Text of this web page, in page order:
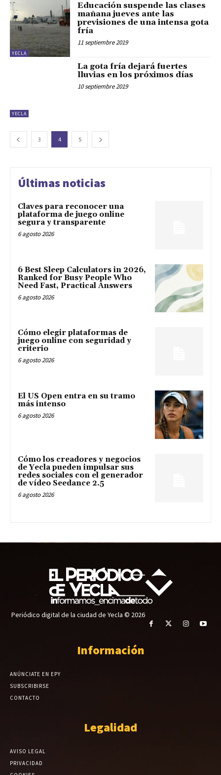
YECLA
Educación suspende las clases
mañana jueves ante las
previsiones de una intensa gota
fría
11 septiembre 2019
YECLA
La gota fría dejará fuertes
lluvias en los próximos días
10 septiembre 2019
3 4 5
Últimas noticias
Claves para reconocer una
plataforma de juego online
segura y transparente
6 agosto 2026
6 Best Sleep Calculators in 2026,
Ranked for Busy People Who
Need Fast, Practical Answers
6 agosto 2026
Cómo elegir plataformas de
juego online con seguridad y
criterio
6 agosto 2026
El US Open entra en su tramo
más intenso
6 agosto 2026
Cómo los creadores y negocios
de Yecla pueden impulsar sus
redes sociales con el generador
de vídeo Seedance 2.5
6 agosto 2026
Periódico digital de la ciudad de Yecla © 2026
Información
ANÚNCIATE EN EPY
SUBSCRIBIRSE
CONTACTO
Legalidad
AVISO LEGAL
PRIVACIDAD